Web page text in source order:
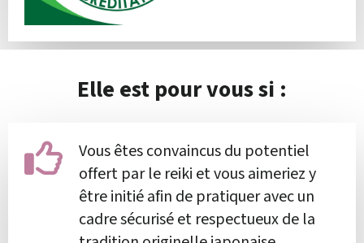
Elle est pour vous si :
Vous êtes convaincus du potentiel
offert par le reiki et vous aimeriez y
être initié afin de pratiquer avec un
cadre sécurisé et respectueux de la